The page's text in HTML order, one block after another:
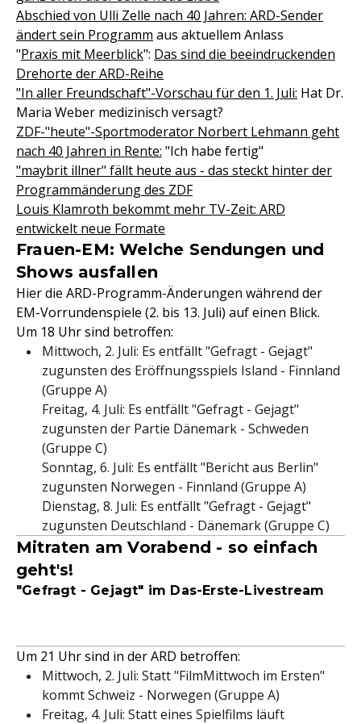
Abschied von Ulli Zelle nach 40 Jahren: ARD-Sender
ändert sein Programm aus aktuellem Anlass
"Praxis mit Meerblick": Das sind die beeindruckenden
Drehorte der ARD-Reihe
"In aller Freundschaft"-Vorschau für den 1. Juli: Hat Dr.
Maria Weber medizinisch versagt?
ZDF-"heute"-Sportmoderator Norbert Lehmann geht
nach 40 Jahren in Rente: "Ich habe fertig"
"maybrit illner" fällt heute aus - das steckt hinter der
Programmänderung des ZDF
Louis Klamroth bekommt mehr TV-Zeit: ARD
entwickelt neue Formate
Frauen-EM: Welche Sendungen und
Shows ausfallen
Hier die ARD-Programm-Änderungen während der
EM-Vorrundenspiele (2. bis 13. Juli) auf einen Blick.
Um 18 Uhr sind betroffen:
Mittwoch, 2. Juli: Es entfällt "Gefragt - Gejagt"
zugunsten des Eröffnungsspiels Island - Finnland
(Gruppe A)
Freitag, 4. Juli: Es entfällt "Gefragt - Gejagt"
zugunsten der Partie Dänemark - Schweden
(Gruppe C)
Sonntag, 6. Juli: Es entfällt "Bericht aus Berlin"
zugunsten Norwegen - Finnland (Gruppe A)
Dienstag, 8. Juli: Es entfällt "Gefragt - Gejagt"
zugunsten Deutschland - Dänemark (Gruppe C)
Mitraten am Vorabend - so einfach
geht's!
"Gefragt - Gejagt" im Das-Erste-Livestream
Um 21 Uhr sind in der ARD betroffen:
Mittwoch, 2. Juli: Statt "FilmMittwoch im Ersten"
kommt Schweiz - Norwegen (Gruppe A)
Freitag, 4. Juli: Statt eines Spielfilms läuft